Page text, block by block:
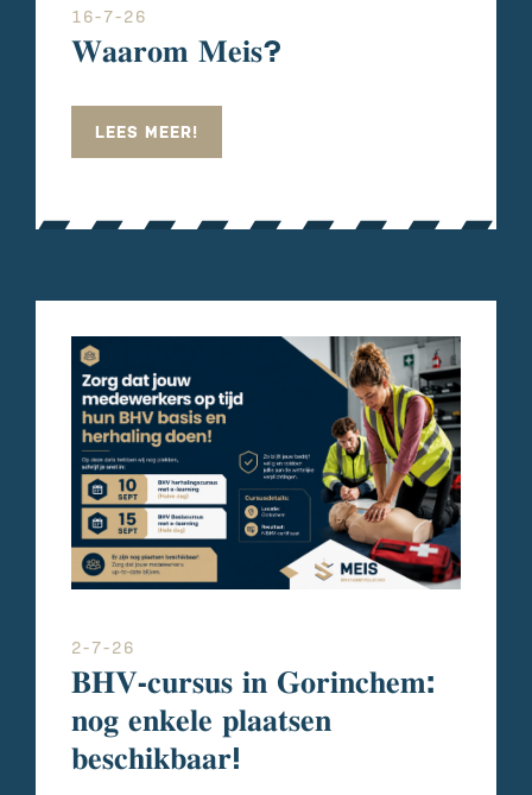
16-7-26
𝐖𝐚𝐚𝐫𝐨𝐦 𝐌𝐞𝐢𝐬?
LEES MEER!
2-7-26
𝐁𝐇𝐕-𝐜𝐮𝐫𝐬𝐮𝐬 𝐢𝐧 𝐆𝐨𝐫𝐢𝐧𝐜𝐡𝐞𝐦:
𝐧𝐨𝐠 𝐞𝐧𝐤𝐞𝐥𝐞 𝐩𝐥𝐚𝐚𝐭𝐬𝐞𝐧
𝐛𝐞𝐬𝐜𝐡𝐢𝐤𝐛𝐚𝐚𝐫!